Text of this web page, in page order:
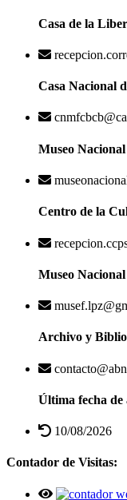
Casa de la
Casa Nacional
Museo
Centro de la
Museo
Archivo y
Última fecha de
10/08/2026
Contador de Visitas: